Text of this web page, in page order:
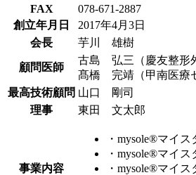
FAX
078-671-2887
創立年月日
2017年4月3日
会長
芋川 雄樹
顧問医師
古島 弘三（慶友整形
髙橋 完靖（甲南医療
最高技術顧問 山口 剛司
理事
東田 文太郎
事業内容
・mysole®マイ
・mysole®マイ
・mysole®マイ